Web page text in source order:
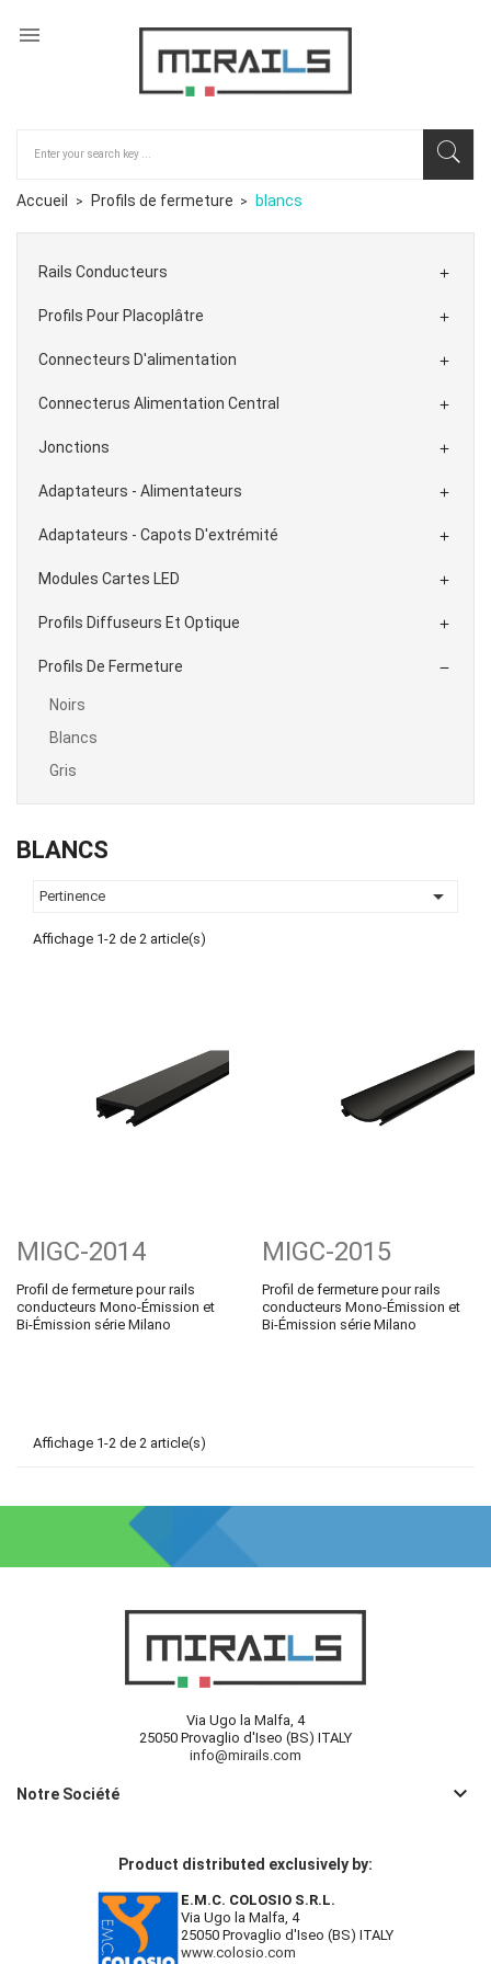

Accueil Profils de fermeture blancs
Rails Conducteurs 
Profils Pour Placoplâtre 
Connecteurs D'alimentation 
Connecterus Alimentation Central 
Jonctions 
Adaptateurs - Alimentateurs 
Adaptateurs - Capots D'extrémité 
Modules Cartes LED 
Profils Diffuseurs Et Optique 
Profils De Fermeture 
Noirs
Blancs
Gris
BLANCS
Pertinence 
Affichage 1-2 de 2 article(s)
MIGC-2014
Profil de fermeture pour rails
conducteurs Mono-Émission et
Bi-Émission série Milano
MIGC-2015
Profil de fermeture pour rails
conducteurs Mono-Émission et
Bi-Émission série Milano
Affichage 1-2 de 2 article(s)
Via Ugo la Malfa, 4
25050 Provaglio d'Iseo (BS) ITALY
info@mirails.com
Notre Société keyboard_arrow_down
Product distributed exclusively by:
E.M.C. COLOSIO S.R.L.
Via Ugo la Malfa, 4
25050 Provaglio d'Iseo (BS) ITALY
www.colosio.com